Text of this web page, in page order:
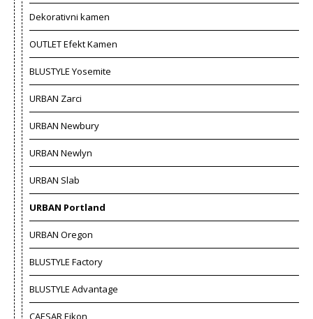
Dekorativni kamen
OUTLET Efekt Kamen
BLUSTYLE Yosemite
URBAN Zarci
URBAN Newbury
URBAN Newlyn
URBAN Slab
URBAN Portland
URBAN Oregon
BLUSTYLE Factory
BLUSTYLE Advantage
CAESAR Eikon